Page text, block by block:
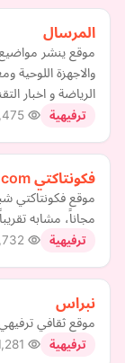
المرسال
موقع ينشر
والاجهزة
الرياضة و اخبار
ترفيهية
فكونتاكتي Vk.com
موقع فكونتاكتي
مجاناً، مشابه
ترفيهية
نبراس
موقع ثقافي
ترفيهية